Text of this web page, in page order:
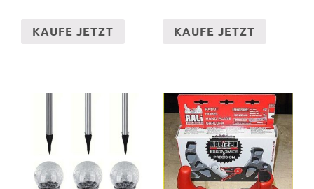
KAUFE JETZT KAUFE JETZT